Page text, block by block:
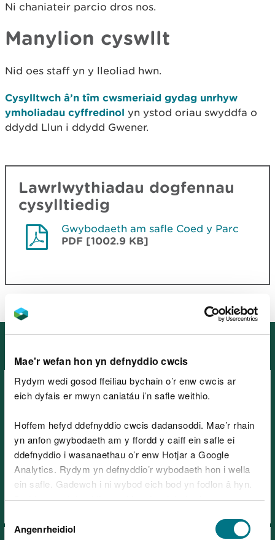
Mae'r wefan hon yn defnyddio cwcis
Rydym wedi gosod ffeiliau bychain o’r enw cwcis ar
eich dyfais er mwyn caniatáu i’n safle weithio.
Hoffem hefyd ddefnyddio cwcis dadansoddi. Mae’r rhain
yn anfon gwybodaeth am y ffordd y caiff ein safle ei
ddefnyddio i wasanaethau o’r enw Hotjar a Google
Analytics. Rydym yn defnyddio’r wybodaeth hon i wella
ein safle. Gadewch i ni wybod eich bod yn fodlon â hyn.
Byddwn yn defnyddio cwci i gadw eich dewis.
Gellirdarllen mwy am ein cwcis cyn i chi ddewis.
Caniatâd
Angenrheidiol
Ni chaniateir parcio dros nos.
Manylion cyswllt
Nid oes staff yn y lleoliad hwn.
Cysylltwch â’n tîm cwsmeriaid gydag unrhyw
ymholiadau cyffredinol yn ystod oriau swyddfa o
ddydd Llun i ddydd Gwener.
Lawrlwythiadau dogfennau
cysylltiedig
Gwybodaeth am safle Coed y Parc
PDF [1002.9 KB]
Cymru
Parc Coedwig Afan – Canolfan
Ymwelwyr, ger Port Talbot